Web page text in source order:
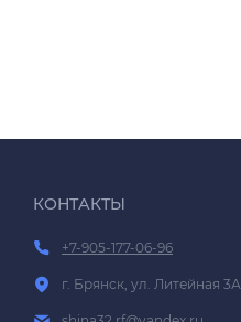
КОНТАКТЫ
+7-905-177-06-96
г. Брянск, ул. Литейная 3А